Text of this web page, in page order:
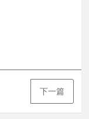
下一篇